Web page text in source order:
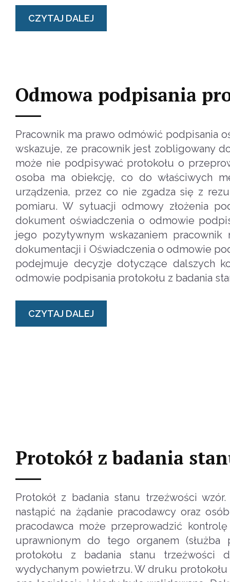
CZYTAJ DALEJ
Odmowa podpisania
Pracownik ma prawo odmówić podpisania
wskazuje, ze pracownik jest zobligowany
może nie podpisywać protokołu o
osoba ma obiekcję, co do właściwych
urządzenia, przez co nie zgadza się z
pomiaru. W sytuacji odmowy złożenia
dokument oświadczenia o odmowie
jego pozytywnym wskazaniem
dokumentacji i Oświadczenia o odmowie
podejmuje decyzje dotyczące dalszych
odmowie podpisania protokołu z badania
CZYTAJ DALEJ
Protokół z badania
Protokół z badania stanu trzeźwości
nastąpić na żądanie pracodawcy oraz
pracodawca może przeprowadzić
uprawnionym do tego organem
protokołu z badania stanu trzeźwości
wydychanym powietrzu. W druku protokołu